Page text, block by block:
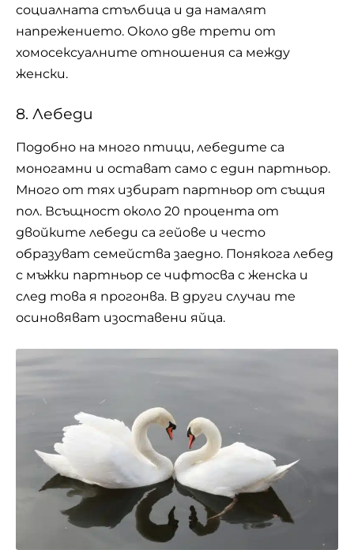
социалната стълбица и да намалят
напрежението. Около две трети от
хомосексуалните отношения са между
женски.
8. Лебеди
Подобно на много птици, лебедите са
моногамни и остават само с един партньор.
Много от тях избират партньор от същия
пол. Всъщност около 20 процента от
двойките лебеди са гейове и често
образуват семейства заедно. Понякога лебед
с мъжки партньор се чифтосва с женска и
след това я прогонва. В други случаи те
осиновяват изоставени яйца.